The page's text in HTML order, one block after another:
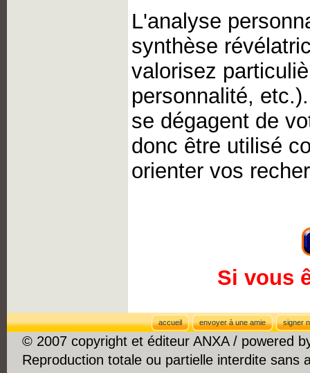
L'analyse
synthèse
valorisez
personnalité,
se dégagent de
donc être utilisé
orienter vos
Si vous
accueil envoyer à une amie signer
© 2007 copyright et éditeur ANXA / powered
Reproduction totale ou partielle interdite sans